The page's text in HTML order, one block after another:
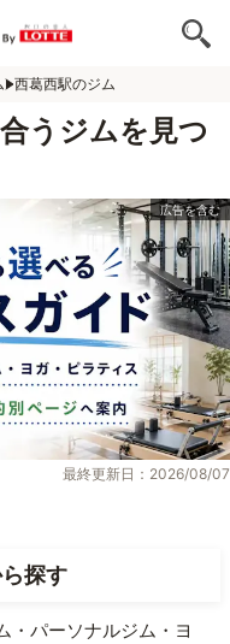
西葛西駅のジム
うジムを見つ
最終更新日：2026/08/07
探す
・パーソナルジム・ヨ